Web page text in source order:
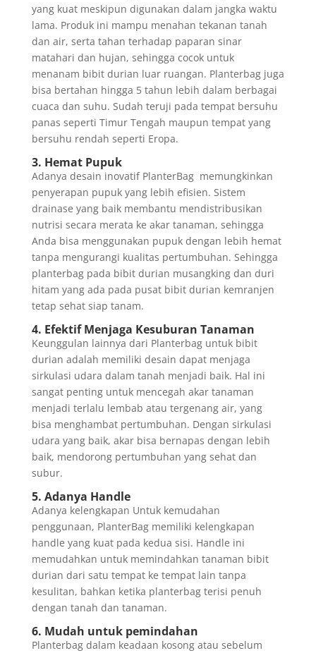
yang kuat meskipun digunakan dalam jangka waktu
lama. Produk ini mampu menahan tekanan tanah
dan air, serta tahan terhadap paparan sinar
matahari dan hujan, sehingga cocok untuk
menanam bibit durian luar ruangan. Planterbag juga
bisa bertahan hingga 5 tahun lebih dalam berbagai
cuaca dan suhu. Sudah teruji pada tempat bersuhu
panas seperti Timur Tengah maupun tempat yang
bersuhu rendah seperti Eropa.
3. Hemat Pupuk
Adanya desain inovatif PlanterBag memungkinkan
penyerapan pupuk yang lebih efisien. Sistem
drainase yang baik membantu mendistribusikan
nutrisi secara merata ke akar tanaman, sehingga
Anda bisa menggunakan pupuk dengan lebih hemat
tanpa mengurangi kualitas pertumbuhan. Sehingga
planterbag pada bibit durian musangking dan duri
hitam yang ada pada pusat bibit durian kemranjen
tetap sehat siap tanam.
4. Efektif Menjaga Kesuburan Tanaman
Keunggulan lainnya dari Planterbag untuk bibit
durian adalah memiliki desain dapat menjaga
sirkulasi udara dalam tanah menjadi baik. Hal ini
sangat penting untuk mencegah akar tanaman
menjadi terlalu lembab atau tergenang air, yang
bisa menghambat pertumbuhan. Dengan sirkulasi
udara yang baik, akar bisa bernapas dengan lebih
baik, mendorong pertumbuhan yang sehat dan
subur.
5. Adanya Handle
Adanya kelengkapan Untuk kemudahan
penggunaan, PlanterBag memiliki kelengkapan
handle yang kuat pada kedua sisi. Handle ini
memudahkan untuk memindahkan tanaman bibit
durian dari satu tempat ke tempat lain tanpa
kesulitan, bahkan ketika planterbag terisi penuh
dengan tanah dan tanaman.
6. Mudah untuk pemindahan
Planterbag dalam keadaan kosong atau sebelum